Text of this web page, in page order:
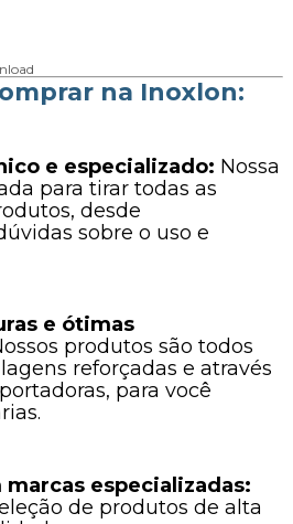
na Inoxlon:
e especializado: Nossa
para tirar todas as
desde
sobre o uso e
e ótimas
produtos são todos
reforçadas e através
para você
especializadas:
de produtos de alta